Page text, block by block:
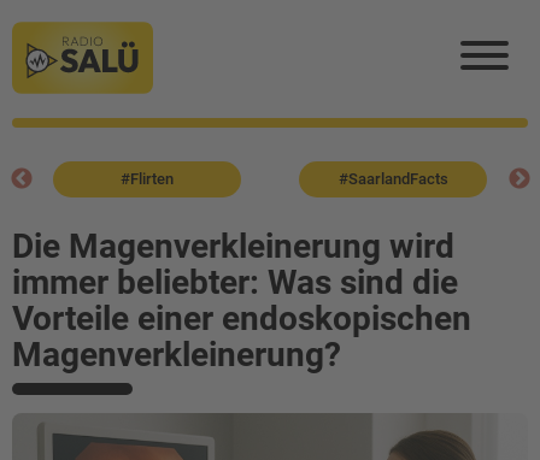
#Flirten #SaarlandFacts
Die Magenverkleinerung wird
immer beliebter: Was sind die
Vorteile einer endoskopischen
Magenverkleinerung?